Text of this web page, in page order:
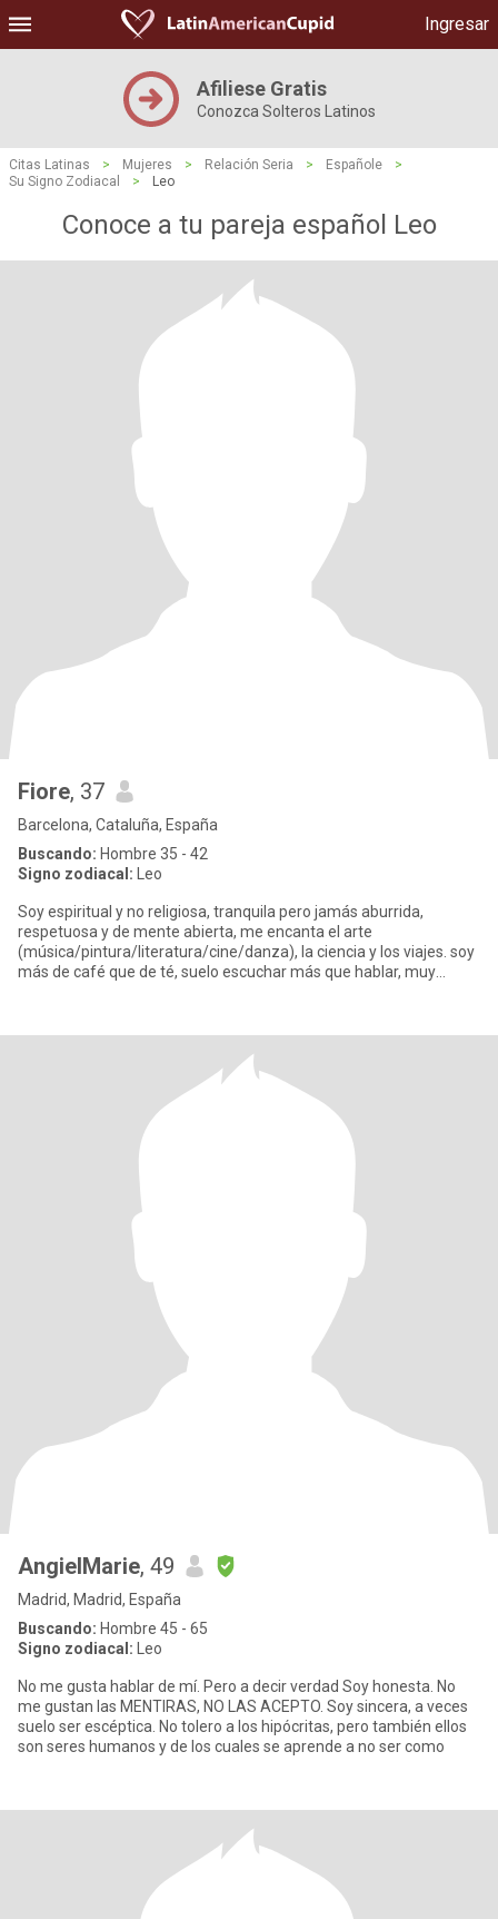
Ingresar
Afiliese Gratis
Conozca Solteros Latinos
Citas Latinas > Mujeres > Relación Seria > Españole
>
Su Signo Zodiacal
> Leo
Conoce a tu pareja español Leo
Fiore, 37
Barcelona, Cataluña, España
Buscando: Hombre 35 - 42
Signo zodiacal: Leo
Soy espiritual y no religiosa, tranquila pero jamás aburrida,
respetuosa y de mente abierta, me encanta el arte
(música/pintura/literatura/cine/danza), la ciencia y los viajes. soy
más de café que de té, suelo escuchar más que hablar, muy
AngielMarie, 49
Madrid, Madrid, España
Buscando: Hombre 45 - 65
Signo zodiacal: Leo
No me gusta hablar de mí. Pero a decir verdad Soy honesta. No
me gustan las MENTIRAS, NO LAS ACEPTO. Soy sincera, a veces
suelo ser escéptica. No tolero a los hipócritas, pero también ellos
son seres humanos y de los cuales se aprende a no ser como